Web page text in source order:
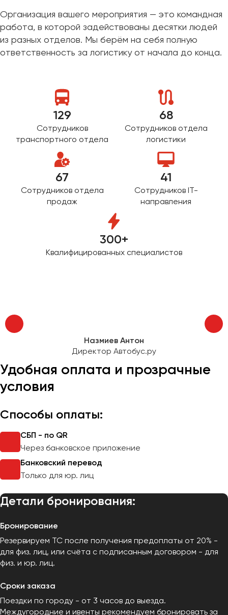
Организация вашего мероприятия — это командная
работа, в которой задействованы десятки людей
из разных отделов. Мы берём на себя полную
ответственность за логистику от начала до конца.
129
Сотрудников
транспортного отдела
68
Сотрудников отдела
логистики
67
Сотрудников отдела
продаж
41
Сотрудников IT-
направления
300+
Квалифицированных специалистов
Назмиев Антон
Директор Автобус.ру
Удобная оплата и прозрачные
условия
Способы оплаты:
СБП - по QR
Через банковское приложение
Банковский перевод
Только для юр. лиц
Детали бронирования:
Бронирование
Резервируем ТС после получения предоплаты от 20% -
для физ. лиц, или счёта с подписанным договором - для
физ. и юр. лиц.
Сроки заказа
Поездки по городу - от 3 часов до выезда.
Междугородние и ивенты рекомендуем бронировать за